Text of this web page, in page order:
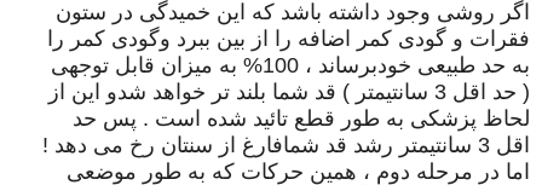
اگر روشی وجود داشته باشد که این خمیدگی در ستون
فقرات و گودی کمر اضافه را از بین ببرد وگودی کمر را
به حد طبیعی خودبرساند ، 100% به میزان قابل توجهی
( حد اقل 3 سانتیمتر ) قد شما بلند تر خواهد شدو این از
لحاظ پزشکی به طور قطع تائید شده است . پس حد
اقل 3 سانتیمتر رشد قد شمافارغ از سنتان رخ می دهد !
اما در مرحله دوم ، همین حرکات که به طور موضعی